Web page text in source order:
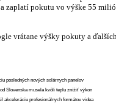
zaplatí pokutu vo výške 55
vrátane výšky pokuty a
posledných nových solárnych panelov
Slovenska musela kvôli teplu znížiť výkon
akceleráciu profesionálnych formátov videa